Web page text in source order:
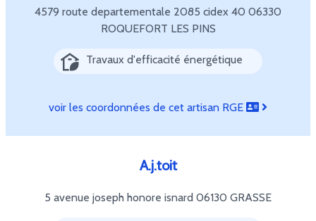
4579 route departementale 2085 cidex 40 06330
ROQUEFORT LES PINS
Travaux d'efficacité énergétique
voir les coordonnées de cet artisan RGE
A.j.toit
5 avenue joseph honore isnard 06130 GRASSE